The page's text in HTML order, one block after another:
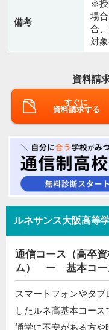
備考
※授
場
合
対
資料請
すぐに
資料請求する
ルネサンス大阪高等
通信コース（高卒
ム） ー 基本コー
スマートフォンやタ
したルネ高基本コース
通学に不安がある方